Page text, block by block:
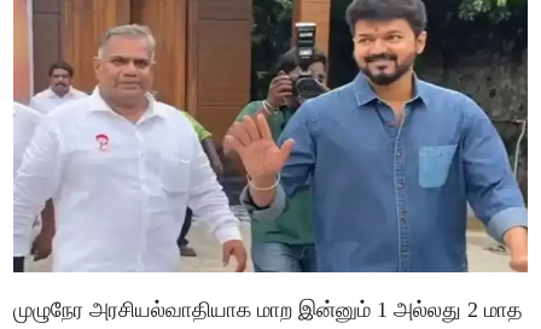
முழுநேர அரசியல்வாதியாக மாற இன்னும் 1 அல்லது 2 மாத